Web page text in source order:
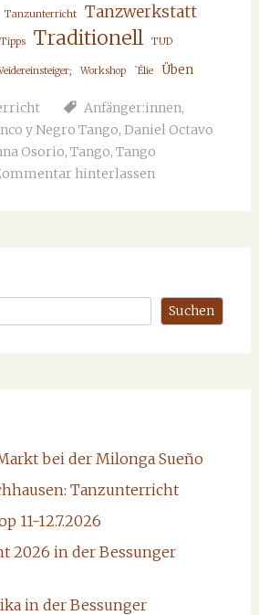
Tanzunterricht Tanzwerkstatt
Tipps Traditionell TUD
Workshop `Élie Üben
Anfänger:innen,
y Negro Tango, Daniel Octavo
Osorio, Tango, Tango
hinterlassen
Suchen
bei der Milonga Sueño
Tanzunterricht
11-12.7.2026
2026 in der Bessunger
in der Bessunger